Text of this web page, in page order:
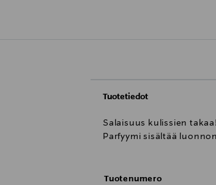
Tuotetiedot
Salaisuus kulissien
Parfyymi sisältää
Tuotenumero